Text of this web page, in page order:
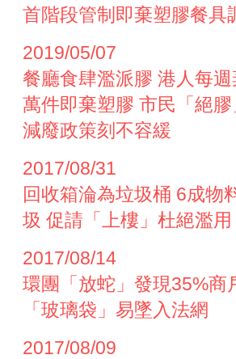
首階段管制即棄塑膠餐具
2019/05/07
餐廳食肆濫派膠 港人每
萬件即棄塑膠 市民「絕
減廢政策刻不容緩
2017/08/31
回收箱淪為垃圾桶 6成物
圾 促請「上樓」杜絕濫用
2017/08/14
環團「放蛇」發現35%商
「玻璃袋」易墜入法網
2017/08/09